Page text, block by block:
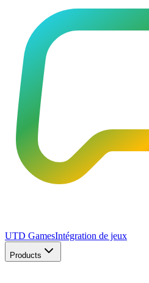
UTD GamesIntégration de jeux
Products